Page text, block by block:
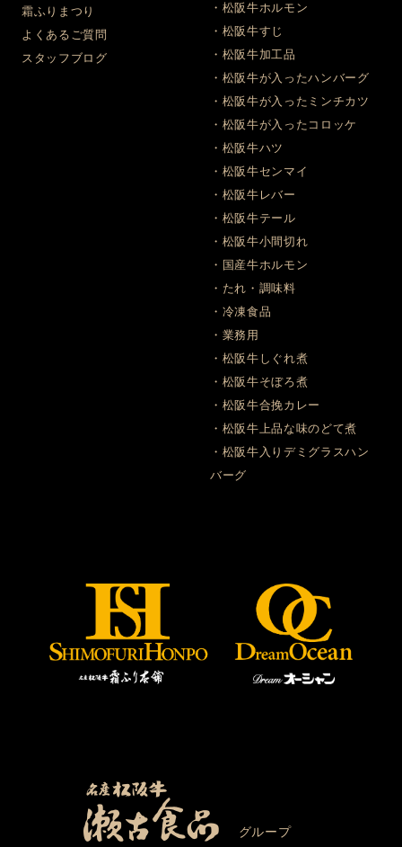
霜ふりまつり
よくあるご質問
スタッフブログ
・松阪牛ホルモン
・松阪牛すじ
・松阪牛加工品
・松阪牛が入ったハンバーグ
・松阪牛が入ったミンチカツ
・松阪牛が入ったコロッケ
・松阪牛ハツ
・松阪牛センマイ
・松阪牛レバー
・松阪牛テール
・松阪牛小間切れ
・国産牛ホルモン
・たれ・調味料
・冷凍食品
・業務用
・松阪牛しぐれ煮
・松阪牛そぼろ煮
・松阪牛合挽カレー
・松阪牛上品な味のどて煮
・松阪牛入りデミグラスハン
バーグ
グループ